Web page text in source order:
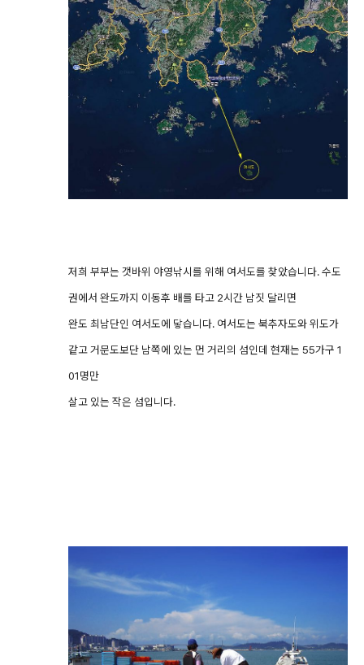
저희 부부는 갯바위 야영낚시를 위해 여서도를 찾았습니다. 수도
권에서 완도까지 이동후 배를 타고 2시간 남짓 달리면
완도 최남단인 여서도에 닿습니다. 여서도는 북추자도와 위도가
같고 거문도보단 남쪽에 있는 먼 거리의 섬인데 현재는 55가구 1
01명만
살고 있는 작은 섬입니다.